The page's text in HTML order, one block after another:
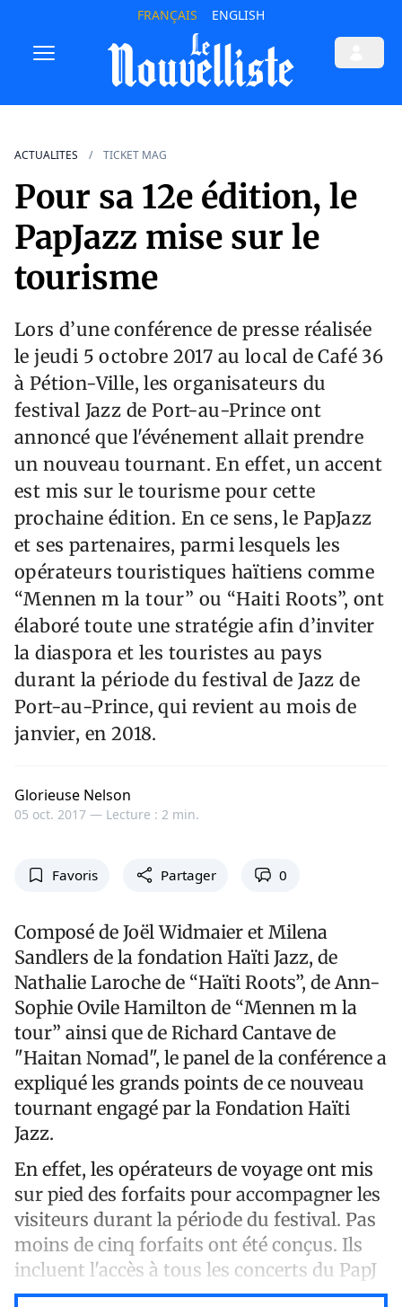
FRANÇAIS ENGLISH
ACTUALITES TICKET MAG
Pour sa 12e édition, le
PapJazz mise sur le
tourisme
Lors d’une conférence de presse réalisée
le jeudi 5 octobre 2017 au local de Café 36
à Pétion-Ville, les organisateurs du
festival Jazz de Port-au-Prince ont
annoncé que l'événement allait prendre
un nouveau tournant. En effet, un accent
est mis sur le tourisme pour cette
prochaine édition. En ce sens, le PapJazz
et ses partenaires, parmi lesquels les
opérateurs touristiques haïtiens comme
“Mennen m la tour” ou “Haiti Roots”, ont
élaboré toute une stratégie afin d’inviter
la diaspora et les touristes au pays
durant la période du festival de Jazz de
Port-au-Prince, qui revient au mois de
janvier, en 2018.
Glorieuse Nelson
05 oct. 2017 — Lecture : 2 min.
Favoris Partager 0
Composé de Joël Widmaier et Milena
Sandlers de la fondation Haïti Jazz, de
Nathalie Laroche de “Haïti Roots”, de Ann-
Sophie Ovile Hamilton de “Mennen m la
tour” ainsi que de Richard Cantave de
"Haitan Nomad", le panel de la conférence a
expliqué les grands points de ce nouveau
tournant engagé par la Fondation Haïti
Jazz.
En effet, les opérateurs de voyage ont mis
sur pied des forfaits pour accompagner les
visiteurs durant la période du festival. Pas
moins de cinq forfaits ont été conçus. Ils
incluent l'accès à tous les concerts du PapJ